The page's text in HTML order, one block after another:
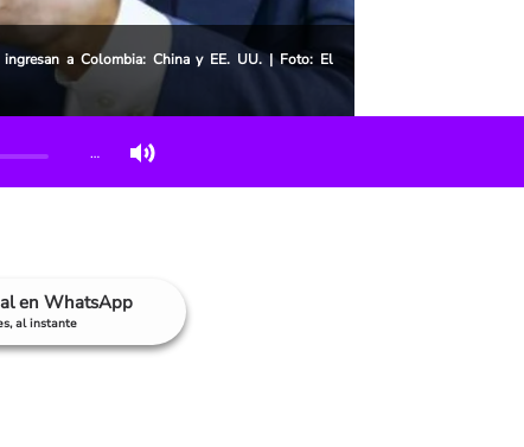
a Colombia: China y EE. UU. | Foto: El
…
en WhatsApp
al instante